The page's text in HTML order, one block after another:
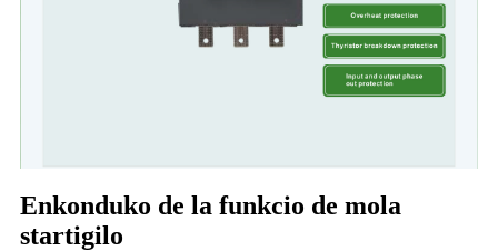
Enkonduko de la funkcio de mola
startigilo